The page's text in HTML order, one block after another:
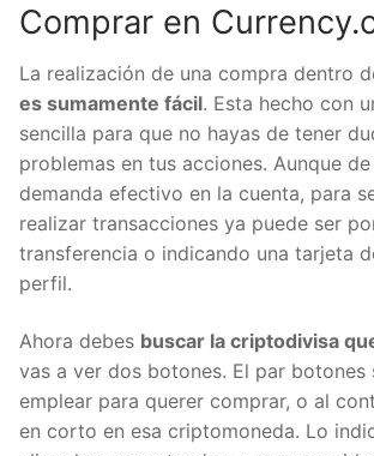
Comprar en
La realización de una compra dentro
es sumamente fácil. Esta hecho con
sencilla para que no hayas de tener
problemas en tus acciones. Aunque
demanda efectivo en la cuenta, para
realizar transacciones ya puede ser
transferencia o indicando una tarjeta
perfil.
Ahora debes buscar la criptodivisa
vas a ver dos botones. El par botones
emplear para querer comprar, o al
en corto en esa criptomoneda. Lo